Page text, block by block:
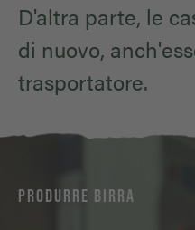
D'altra parte, le
di nuovo,
trasportatore.
PRODURRE BIRRA